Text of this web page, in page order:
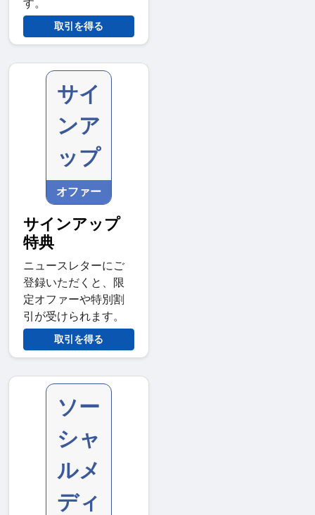
す。
取引を得る
サイ
ンア
ップ
オファー
サインアップ
特典
ニュースレターにご
登録いただくと、限
定オファーや特別割
引が受けられます。
取引を得る
ソー
シャ
ルメ
ディ